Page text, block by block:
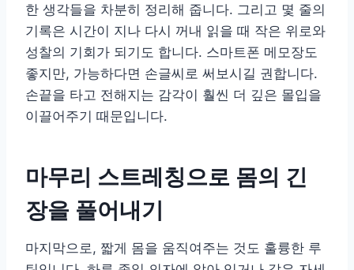
한 생각들을 차분히 정리해 줍니다. 그리고 몇 줄의
기록은 시간이 지나 다시 꺼내 읽을 때 작은 위로와
성찰의 기회가 되기도 합니다. 스마트폰 메모장도
좋지만, 가능하다면 손글씨로 써보시길 권합니다.
손끝을 타고 전해지는 감각이 훨씬 더 깊은 몰입을
이끌어주기 때문입니다.
마무리 스트레칭으로 몸의 긴
장을 풀어내기
마지막으로, 짧게 몸을 움직여주는 것도 훌륭한 루